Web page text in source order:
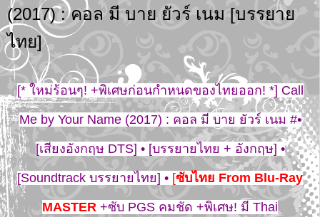
(2017) : คอล มี บาย ยัวร์ เนม [บรรยาย
ไทย]
[* ใหม่ร้อนๆ! +พิเศษก่อนกำหนดของไทยออก! *] Call
Me by Your Name (2017) : คอล มี บาย ยัวร์ เนม #•
[เสียงอังกฤษ DTS] • [บรรยายไทย + อังกฤษ] •
[Soundtrack บรรยายไทย] • [ซับไทย From Blu-Ray
MASTER +ซับ PGS คมชัด +พิเศษ! มี Thai